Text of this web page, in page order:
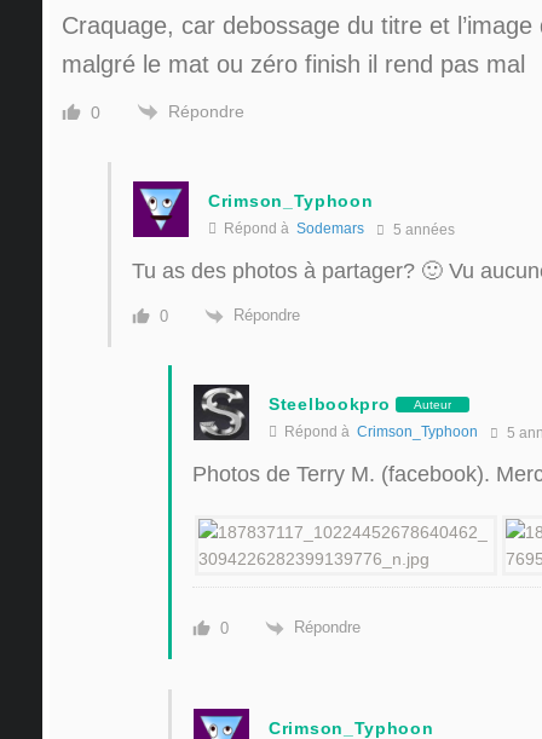
Craquage, car debossage du titre et
malgré le mat ou zéro finish il rend pas mal
0 Répondre
Crimson_Typhoon
Répond à Sodemars 5 années
Tu as des photos à partager? 🙂 Vu
0 Répondre
Steelbookpro Auteur
Répond à Crimson_Typhoon 5
Photos de Terry M. (facebook).
0 Répondre
Crimson_Typhoon